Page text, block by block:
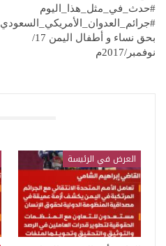
#حدث_في_مثل_هذا_اليوم
#جرائم_العدوان_الأمريكي_السعودي
بحق نساء و أطفال اليمن 17/
نوفمبر/2017م
العرض في الرئيسة